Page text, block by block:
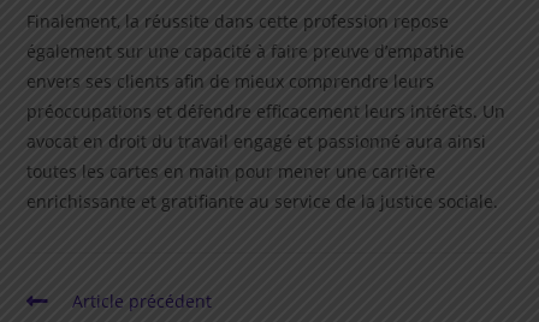
Finalement, la réussite dans cette profession repose
également sur une capacité à faire preuve d’empathie
envers ses clients afin de mieux comprendre leurs
préoccupations et défendre efficacement leurs intérêts. Un
avocat en droit du travail engagé et passionné aura ainsi
toutes les cartes en main pour mener une carrière
enrichissante et gratifiante au service de la justice sociale.
Read
Article précédent